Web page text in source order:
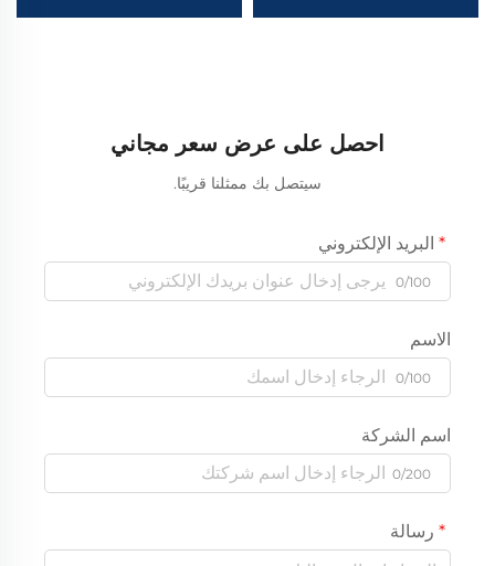
ومستعملة من زومليون بطول
احصل على عرض سعر مجاني
سيتصل بك ممثلنا قريبًا.
البريد الإلكتروني
0/100
الاسم
0/100
اسم الشركة
0/200
رسالة